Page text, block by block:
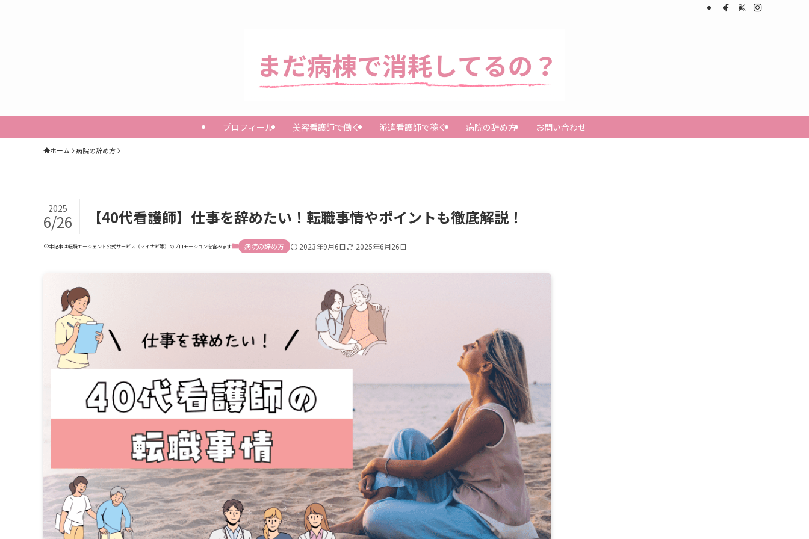
プロフィール 美容看護師で働く 派遣看護師で稼ぐ 病院の辞め方 お問い合わせ
ホーム 病院の辞め方
【40代看護師】仕事を辞めたい！転職事情やポイントも徹底解説！
2025
6/26
本記事は転職エージェント公式サービス（マイナビ等）のプロモーションを含みます 病院の辞め方 2023年9月6日 2025年6月26日